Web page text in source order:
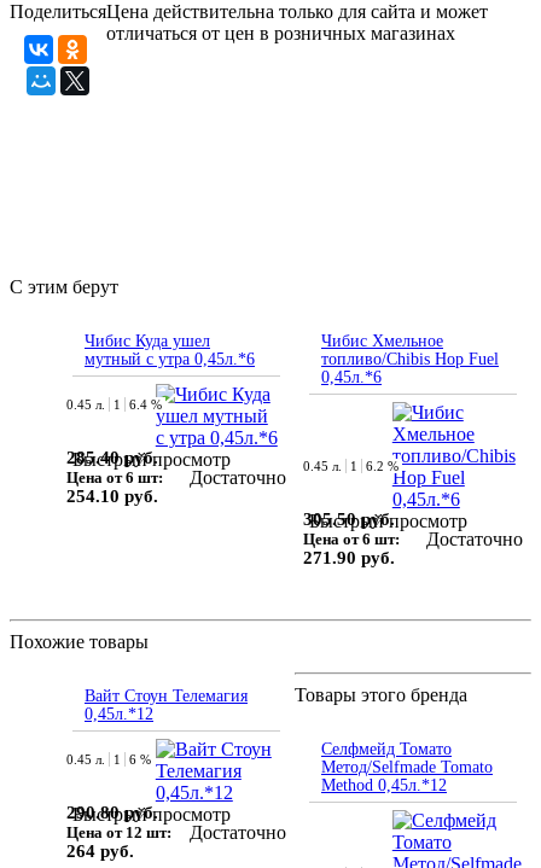
ПоделитьсяЦена действительна только для сайта и может
отличаться от цен в розничных магазинах
С этим берут
Чибис Куда ушел
мутный с утра 0,45л.*6
Быстрый просмотр
0.45 л. 1 6.4 %
285.40 руб.
Цена от 6 шт:
254.10 руб.
Достаточно
Чибис Хмельное
топливо/Chibis Hop Fuel
0,45л.*6
Быстрый просмотр
0.45 л. 1 6.2 %
305.50 руб.
Цена от 6 шт:
271.90 руб.
Достаточно
Похожие товары
Вайт Стоун Телемагия
0,45л.*12
Быстрый просмотр
0.45 л. 1 6 %
290.80 руб.
Цена от 12 шт:
264 руб.
Достаточно
Товары этого бренда
Селфмейд Томато
Метод/Selfmade Tomato
Method 0,45л.*12